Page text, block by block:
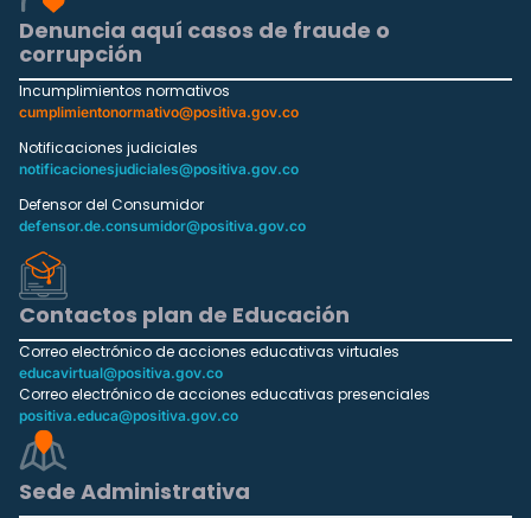
Denuncia aquí casos de fraude o
corrupción
Incumplimientos normativos
cumplimientonormativo@positiva.gov.co
Notificaciones judiciales
notificacionesjudiciales@positiva.gov.co
Defensor del Consumidor
defensor.de.consumidor@positiva.gov.co
Contactos plan de Educación
Correo electrónico de acciones educativas virtuales
educavirtual@positiva.gov.co
Correo electrónico de acciones educativas presenciales
positiva.educa@positiva.gov.co
Sede Administrativa